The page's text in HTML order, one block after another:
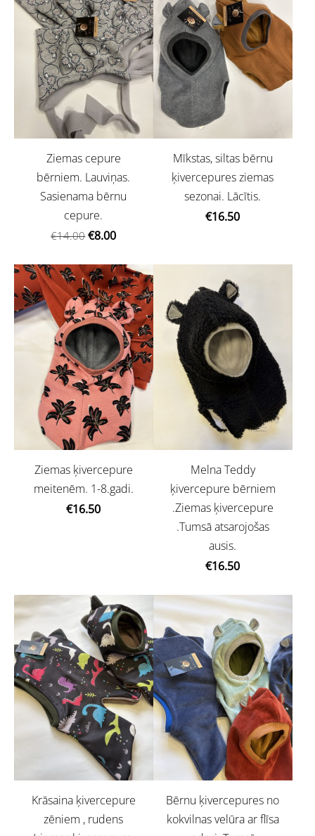
Ziemas cepure
bērniem. Lauviņas.
Sasienama bērnu
cepure.
€14.00 €8.00
Mīkstas, siltas bērnu
ķivercepures ziemas
sezonai. Lācītis.
€16.50
Ziemas ķivercepure
meitenēm. 1-8.gadi.
€16.50
Melna Teddy
ķivercepure bērniem
.Ziemas ķivercepure
.Tumsā atsarojošas
ausis.
€16.50
Krāsaina ķivercepure
zēniem , rudens
Bērnu ķivercepures no
kokvilnas velūra ar flīsa